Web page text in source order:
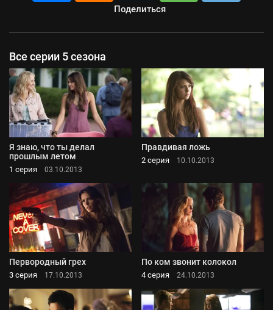
Поделиться
Все серии 5 сезона
Я знаю, что ты делал
прошлым летом
1 серия 03.10.2013
Правдивая ложь
2 серия 10.10.2013
Первородный грех
3 серия 17.10.2013
По ком звонит колокол
4 серия 24.10.2013